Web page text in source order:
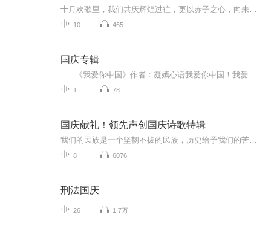
10 465
国庆专辑
1 78
国庆献礼！领先声创国庆诗歌特辑
8 6076
刑法国庆
26 1.7万